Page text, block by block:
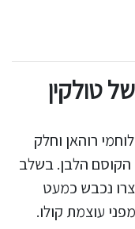
טולקין
רוהאן וחלק
הלבן. בשלב
נכבש כמעט
עוצמת קולו.